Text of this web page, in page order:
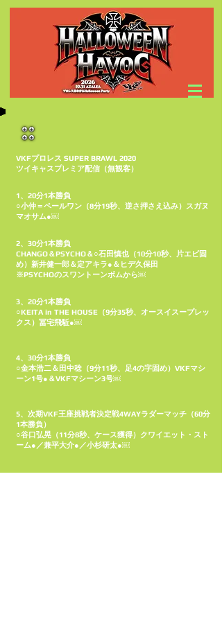
VKFプロレス SUPER BRAWL 2020
ツイキャスプレミア配信（無観客）
1、20分1本勝負
○小仲＝ペールワン（8分19秒、逆さ押さえ込み）スガヌ
マオサム●￼
2、30分1本勝負
CHANGO＆PSYCHO＆○石田慎也（10分10秒、片エビ固
め）新井健一郎＆定アキラ●＆ヒデ久保田
※PSYCHOのスワントーンボムから￼
3、20分1本勝負
○KEITA in THE HOUSE（9分35秒、オースイスープレッ
クス）冨宅飛駈●￼
4、30分1本勝負
○金本浩二＆田中稔（9分11秒、足4の字固め）VKFマシ
ーン1号●＆VKFマシーン3号￼
5、次期VKF王座挑戦者決定戦4WAYラダーマッチ（60分
1本勝負）
○谷口弘晃（11分8秒、ケース獲得）クワイエット・スト
ーム●／兼平大介●／小杉研太●￼